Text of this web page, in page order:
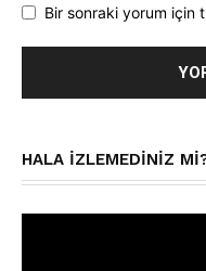
Bir sonraki yorum için
HALA IZLEMEDINIZ